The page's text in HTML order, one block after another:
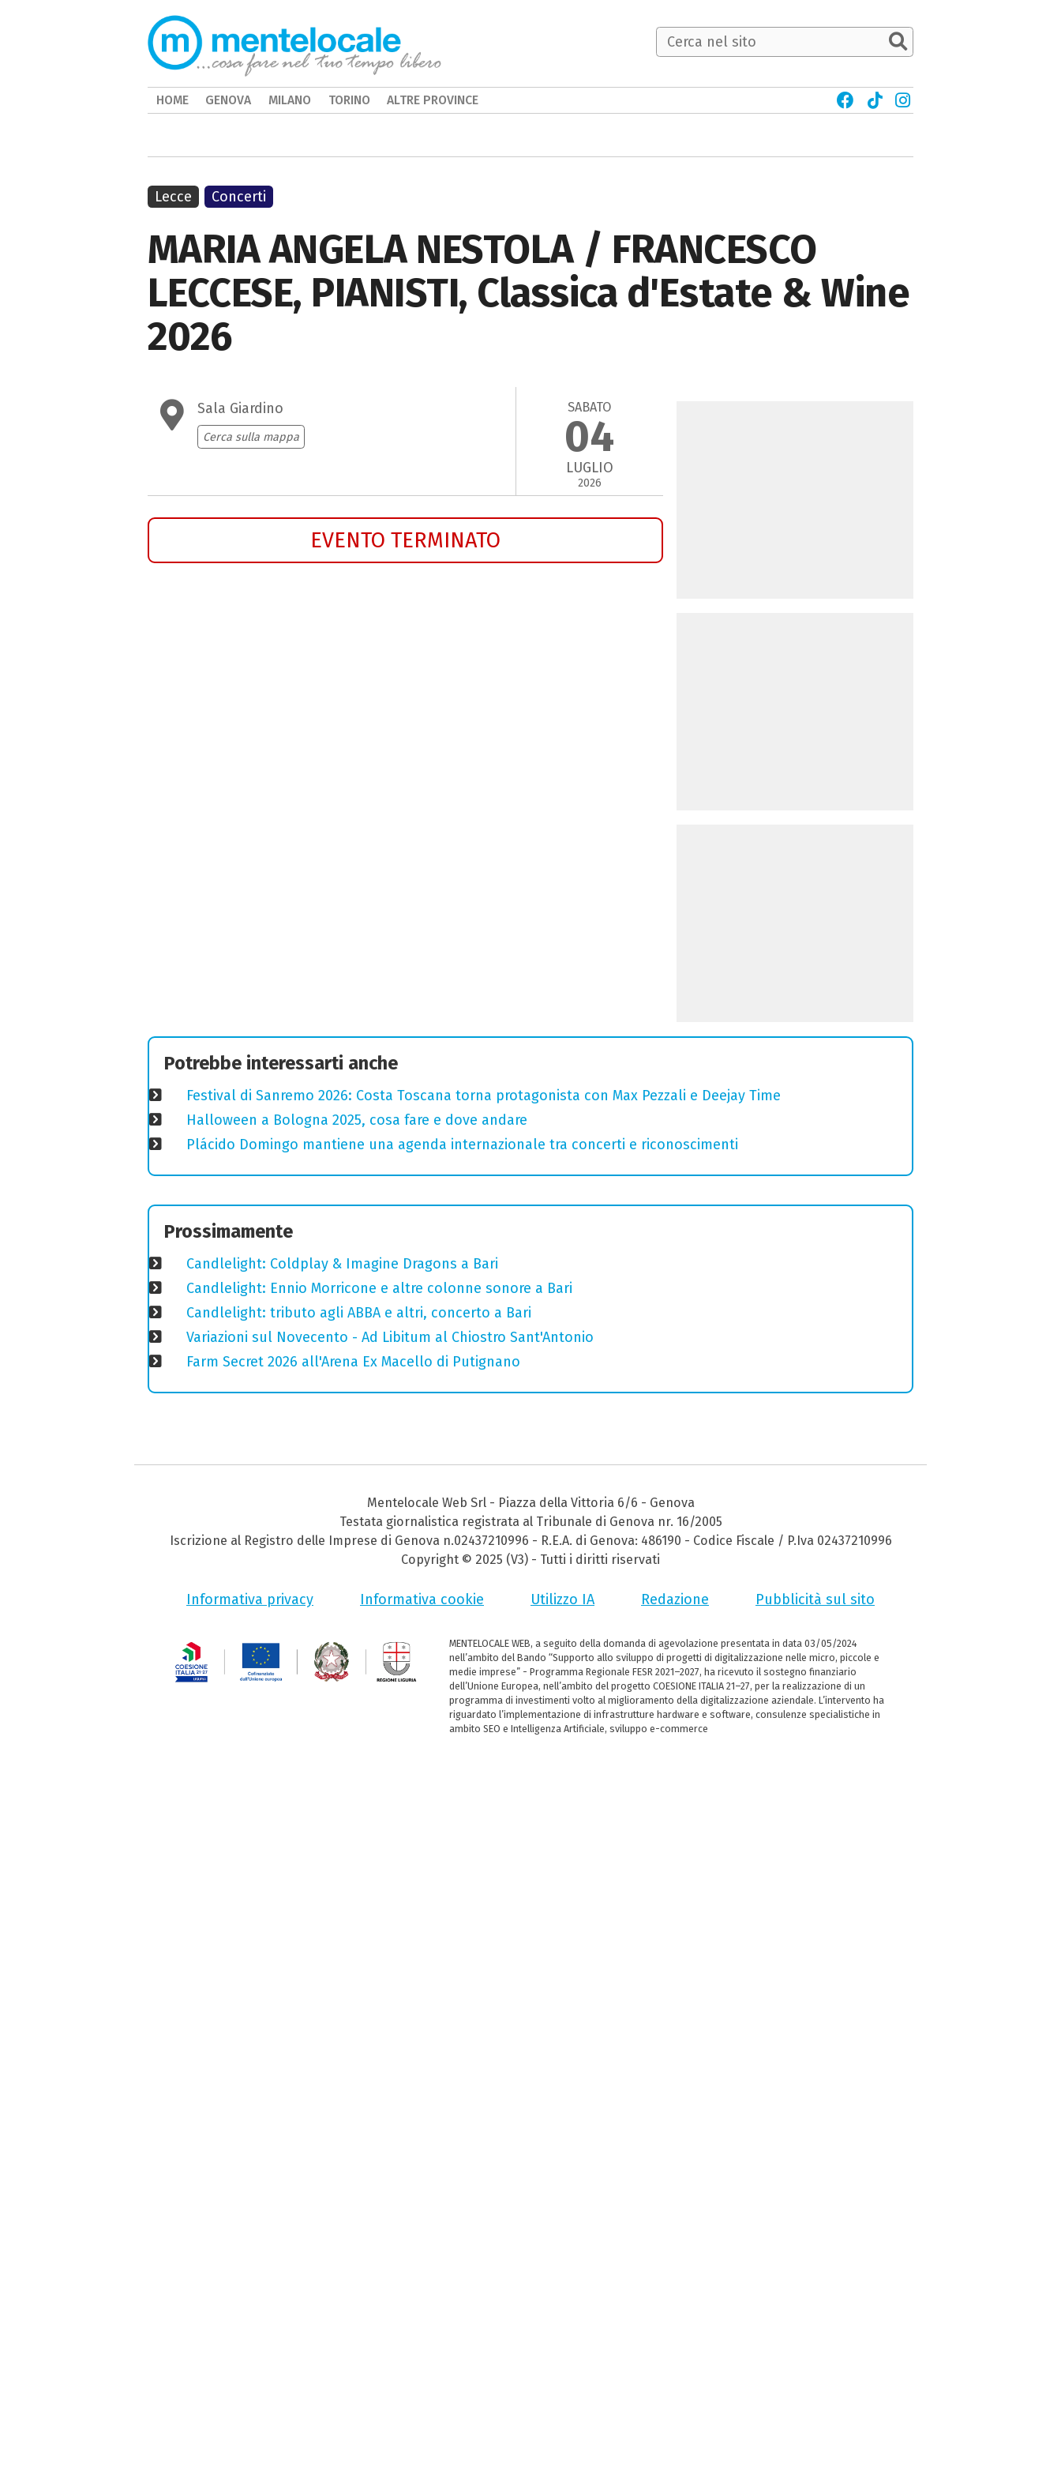
MARIA ANGELA NESTOLA / FRANCESCO
LECCESE, PIANISTI, Classica d'Estate & Wine
2026
Sala Giardino
Cerca sulla mappa
SABATO
04
LUGLIO
2026
EVENTO TERMINATO
Lecce Concerti
Potrebbe interessarti anche
Festival di Sanremo 2026: Costa Toscana torna protagonista con Max Pezzali e Deejay Time
Halloween a Bologna 2025, cosa fare e dove andare
Plácido Domingo mantiene una agenda internazionale tra concerti e riconoscimenti
Prossimamente
Candlelight: Coldplay & Imagine Dragons a Bari
Candlelight: Ennio Morricone e altre colonne sonore a Bari
Candlelight: tributo agli ABBA e altri, concerto a Bari
Variazioni sul Novecento - Ad Libitum al Chiostro Sant'Antonio
Farm Secret 2026 all'Arena Ex Macello di Putignano
HOME GENOVA MILANO TORINO ALTRE PROVINCE
Mentelocale Web Srl - Piazza della Vittoria 6/6 - Genova
Testata giornalistica registrata al Tribunale di Genova nr. 16/2005
Iscrizione al Registro delle Imprese di Genova n.02437210996 - R.E.A. di Genova: 486190 - Codice Fiscale / P.Iva 02437210996
Copyright © 2025 (V3) - Tutti i diritti riservati
Informativa privacy Informativa cookie Utilizzo IA Redazione Pubblicità sul sito
MENTELOCALE WEB, a seguito della domanda di agevolazione presentata in data 03/05/2024
nell’ambito del Bando “Supporto allo sviluppo di progetti di digitalizzazione nelle micro, piccole e
medie imprese” - Programma Regionale FESR 2021–2027, ha ricevuto il sostegno finanziario
dell’Unione Europea, nell’ambito del progetto COESIONE ITALIA 21–27, per la realizzazione di un
programma di investimenti volto al miglioramento della digitalizzazione aziendale. L’intervento ha
riguardato l’implementazione di infrastrutture hardware e software, consulenze specialistiche in
ambito SEO e Intelligenza Artificiale, sviluppo e-commerce